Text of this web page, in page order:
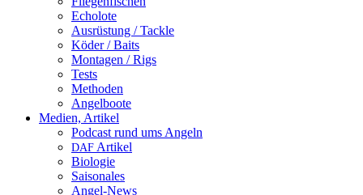
Echolote
Ausrüstung / Tackle
Köder / Baits
Montagen / Rigs
Tests
Methoden
Angelboote
Medien, Artikel
Podcast rund ums Angeln
DAF Artikel
Biologie
Saisonales
Angel-News